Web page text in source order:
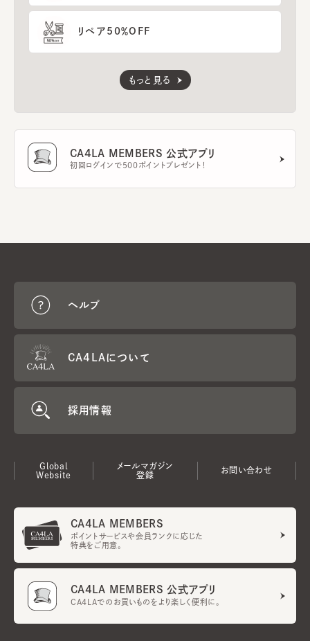
リペア50％OFF
もっと見る
CA4LA MEMBERS 公式アプリ
初回ログインで500ポイントプレゼント！
ヘルプ
CA4LAについて
採用情報
Global
Website
メールマガジン
登録
お問い合わせ
CA4LA MEMBERS
ポイントサービスや会員ランクに応じた
特典をご用意。
CA4LA MEMBERS 公式アプリ
CA4LAでのお買いものをより楽しく便利に。